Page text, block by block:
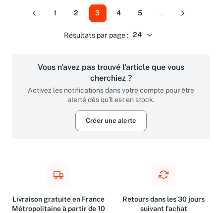
Résultats par page :
Précédent
1 2 3 4 5 ... Suivant
Vous n'avez pas trouvé l'article que vous
cherchiez ?
Activez les notifications dans votre compte pour être
alerté dès qu'il est en stock.
Créer une alerte
Livraison gratuite en France
Métropolitaine à partir de 10
Retours dans les 30 jours
suivant l'achat